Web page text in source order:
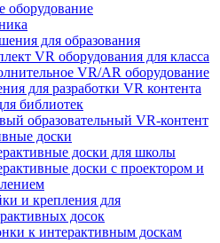
оборудование
для образования
VR оборудования для класса
VR/AR оборудование
для разработки VR контента
библиотек
образовательный VR-контент
доски
доски для школы
доски с проектором и
и крепления для
досок
к интерактивным доскам